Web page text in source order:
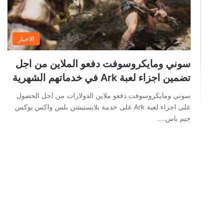
الاخبار
سوني ومايكروسوفت دفعو الملاين من اجل
تضمين اجزاء لعبة Ark في خدماتهم الشهرية
سوني ومايكروسوفت دفعو ملاين الدولارات من اجل الحصول
على اجزاء لعبة Ark على خدمة بلايستيشن بلس واكس بوكس
جيم باس.…